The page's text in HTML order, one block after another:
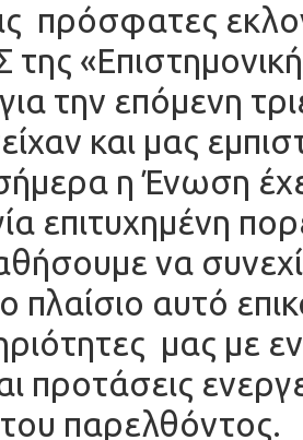
πρόσφατες
της
την επόμενη
και μας
η Ένωση
επιτυχημένη
να
πλαίσιο αυτό
μας με
προτάσεις
παρελθόντος.